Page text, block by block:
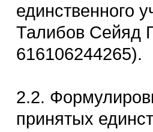
единственного
Талибов Сейяд
616106244265).
2.2.
принятых